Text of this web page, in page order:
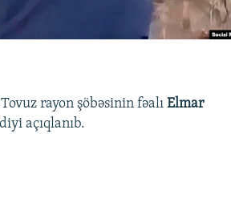
rayon şöbəsinin fəalı Elmar
açıqlanıb.